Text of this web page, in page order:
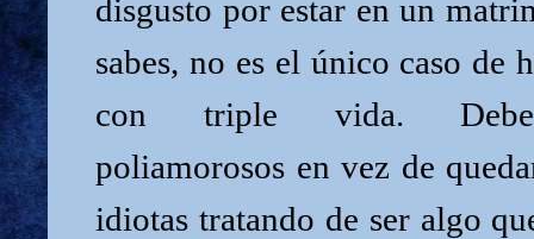
disgusto por estar en un
sabes, no es el único caso de
con triple vida.
poliamorosos en vez de
idiotas tratando de ser algo